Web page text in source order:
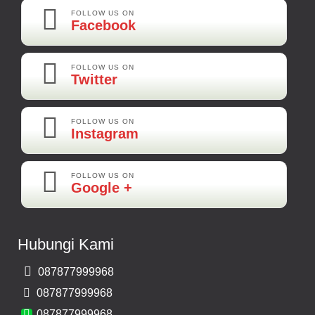
Maya-Palembang
Barang Sudah Sampai Mbak Ratna Makasih
FOLLOW US ON
Facebook
FOLLOW US ON
Twitter
FOLLOW US ON
Instagram
FOLLOW US ON
Google +
Hubungi Kami
087877999968
087877999968